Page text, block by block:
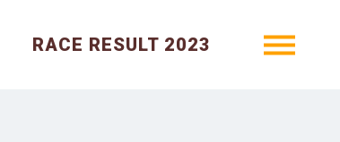
RACE RESULT 2023